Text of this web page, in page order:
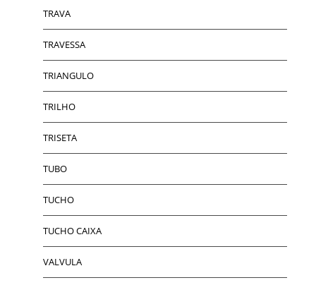
TRAVA
TRAVESSA
TRIANGULO
TRILHO
TRISETA
TUBO
TUCHO
TUCHO CAIXA
VALVULA